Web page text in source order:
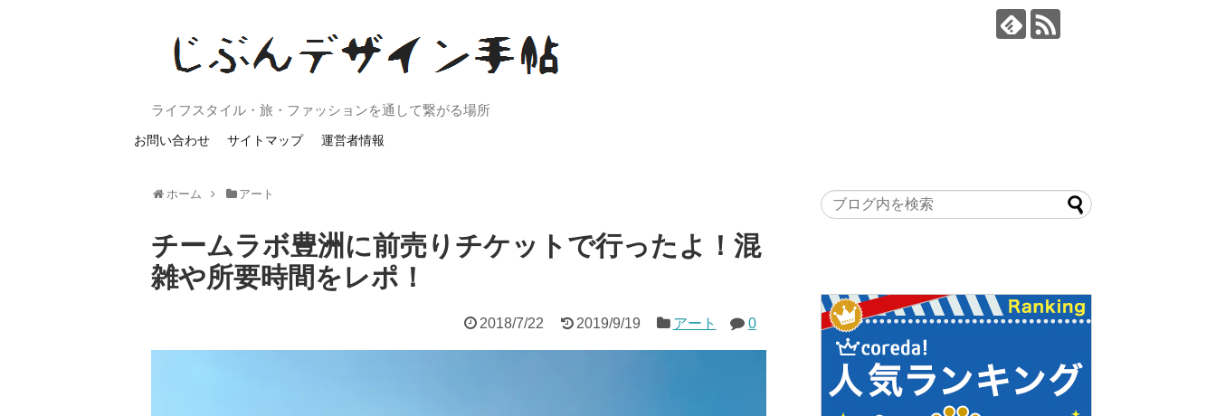
ライフスタイル・旅・ファッションを通して繋がる場所
お問い合わせ サイトマップ 運営者情報
ホーム アート
チームラボ豊洲に前売りチケットで行ったよ！混
雑や所要時間をレポ！
2018/7/22 2019/9/19 アート 0